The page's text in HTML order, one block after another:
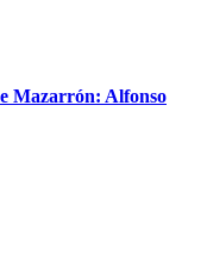
Mazarrón: Alfonso